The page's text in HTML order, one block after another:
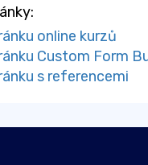
online kurzů
Custom Form
s referencemi